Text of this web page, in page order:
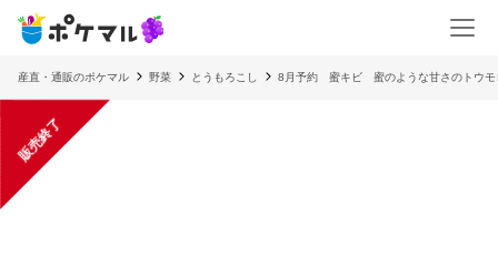
産直・通販のポケマル 野菜 とうもろこし 8月予約 蜜キビ 蜜のような甘さのトウモ
販売終了